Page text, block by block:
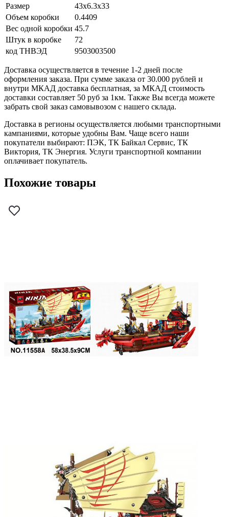
Размер
43x6.3x33
Объем коробки
0.4409
Вес одной коробки 45.7
Штук в коробке
72
код ТНВЭД
9503003500
Доставка осуществляется в течение 1-2 дней после
оформления заказа. При сумме заказа от 30.000 рублей и
внутри МКАД доставка бесплатная, за МКАД стоимость
доставки составляет 50 руб за 1км. Также Вы всегда можете
забрать свой заказ самовывозом с нашего склада.
Доставка в регионы осуществляется любыми транспортными
кампаниями, которые удобны Вам. Чаще всего наши
покупатели выбирают: ПЭК, ТК Байкал Сервис, ТК
Виктория, ТК Энергия. Услуги транспортной компании
оплачивает покупатель.
Похожие товары